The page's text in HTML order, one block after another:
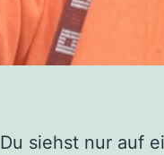
Du siehst nur auf